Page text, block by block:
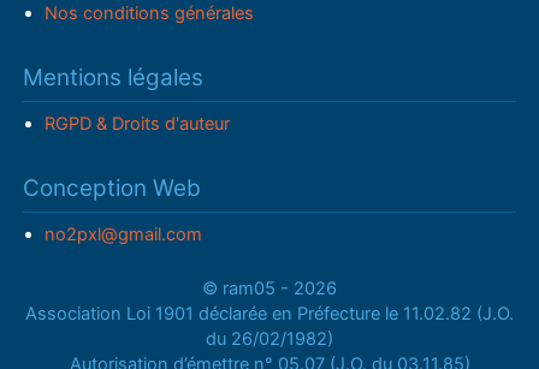
Nos conditions générales
Mentions légales
RGPD & Droits d'auteur
Conception Web
no2pxl@gmail.com
© ram05 - 2026
Association Loi 1901 déclarée en Préfecture le 11.02.82 (J.O.
du 26/02/1982)
Autorisation d’émettre n° 05.07 (J.O. du 03.11.85)